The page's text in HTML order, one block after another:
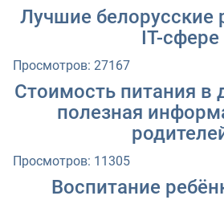
Лучшие белорусские
IT-сфере
Просмотров: 27167
Стоимость питания в
полезная
Просмотров: 11305
Воспитание